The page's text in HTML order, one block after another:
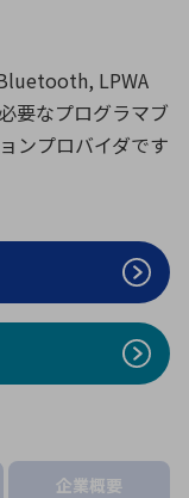
医療
・ロボティクス
D
H
P
検索
LPWA
要なプログラマブ
ンプロバイダです
企業概要